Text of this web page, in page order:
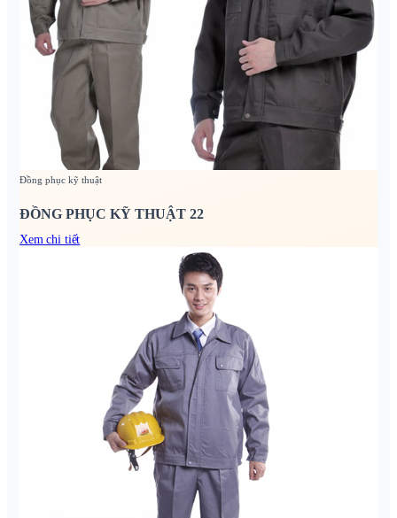
Đồng phục kỹ thuật
ĐỒNG PHỤC KỸ THUẬT 22
Xem chi tiết